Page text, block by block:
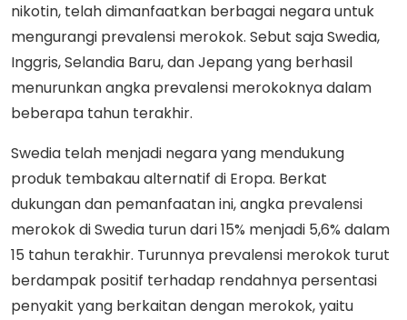
nikotin, telah dimanfaatkan berbagai negara untuk
mengurangi prevalensi merokok. Sebut saja Swedia,
Inggris, Selandia Baru, dan Jepang yang berhasil
menurunkan angka prevalensi merokoknya dalam
beberapa tahun terakhir.
Swedia telah menjadi negara yang mendukung
produk tembakau alternatif di Eropa. Berkat
dukungan dan pemanfaatan ini, angka prevalensi
merokok di Swedia turun dari 15% menjadi 5,6% dalam
15 tahun terakhir. Turunnya prevalensi merokok turut
berdampak positif terhadap rendahnya persentasi
penyakit yang berkaitan dengan merokok, yaitu